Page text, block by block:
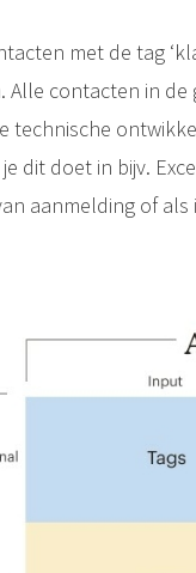
met de tag
Alle contacten in
technische
dit doet in bijv.
aanmelding of